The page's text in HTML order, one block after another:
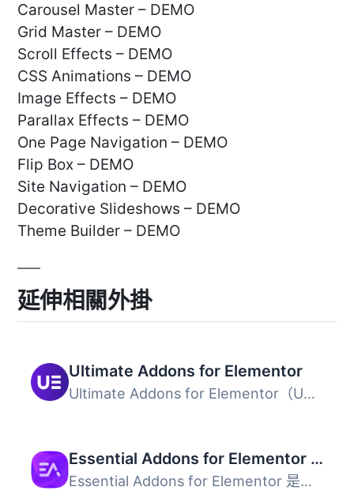
Carousel Master – DEMO
Grid Master – DEMO
Scroll Effects – DEMO
CSS Animations – DEMO
Image Effects – DEMO
Parallax Effects – DEMO
One Page Navigation – DEMO
Flip Box – DEMO
Site Navigation – DEMO
Decorative Slideshows – DEMO
Theme Builder – DEMO
延伸相關外掛
Ultimate Addons for Elementor
Ultimate Addons for Elementor（UAE）是一款輕量且功能強大...
Essential Addons for Elementor – Popular Elementor Templates & Widgets
Essential Addons for Elementor 是一款強大的外掛，提供超過...